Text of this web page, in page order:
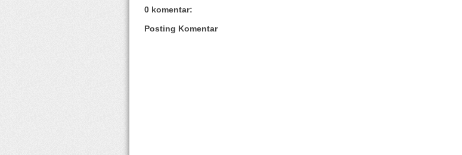
0 komentar:
Posting Komentar